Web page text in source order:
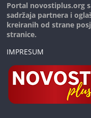
Portal novostiplus.org
sadržaja partnera i
kreiranih od strane
stranice.
IMPRESUM